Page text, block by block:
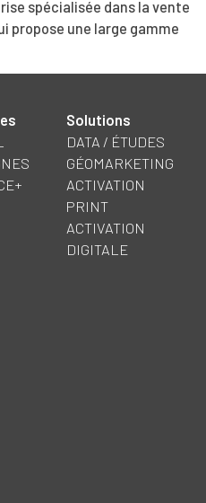
spécialisée dans la vente
propose une large gamme
Solutions
DATA / ÉTUDES
GÉOMARKETING
ACTIVATION
PRINT
ACTIVATION
DIGITALE